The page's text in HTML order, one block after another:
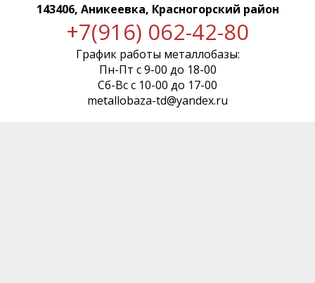
143406, Аникеевка, Красногорский район
+7(916) 062-42-80
График работы металлобазы:
Пн-Пт с 9-00 до 18-00
Сб-Вс с 10-00 до 17-00
metallobaza-td@yandex.ru